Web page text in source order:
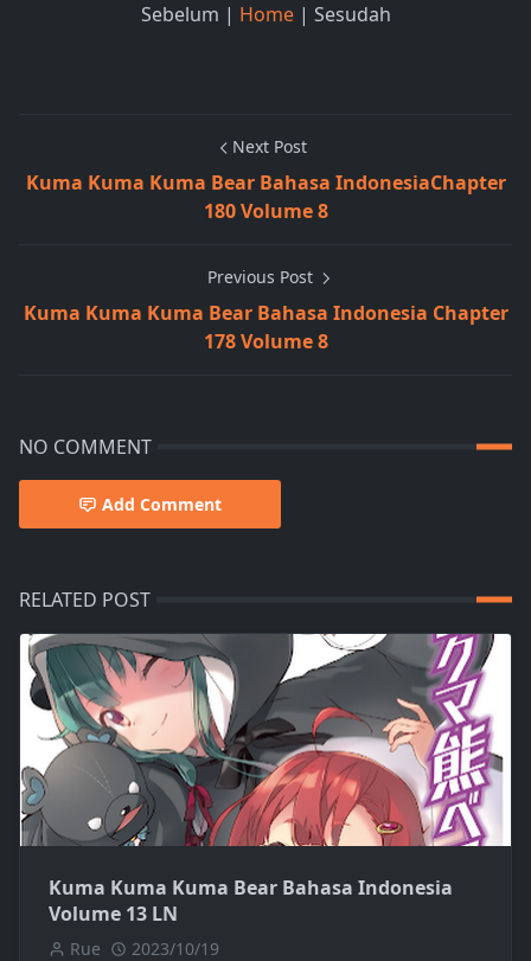
Sebelum | Home | Sesudah
Next Post
Kuma Kuma Kuma Bear Bahasa IndonesiaChapter
180 Volume 8
Previous Post
Kuma Kuma Kuma Bear Bahasa Indonesia Chapter
178 Volume 8
NO COMMENT
Add Comment
RELATED POST
Kuma Kuma Kuma Bear Bahasa Indonesia
Volume 13 LN
Rue 2023/10/19